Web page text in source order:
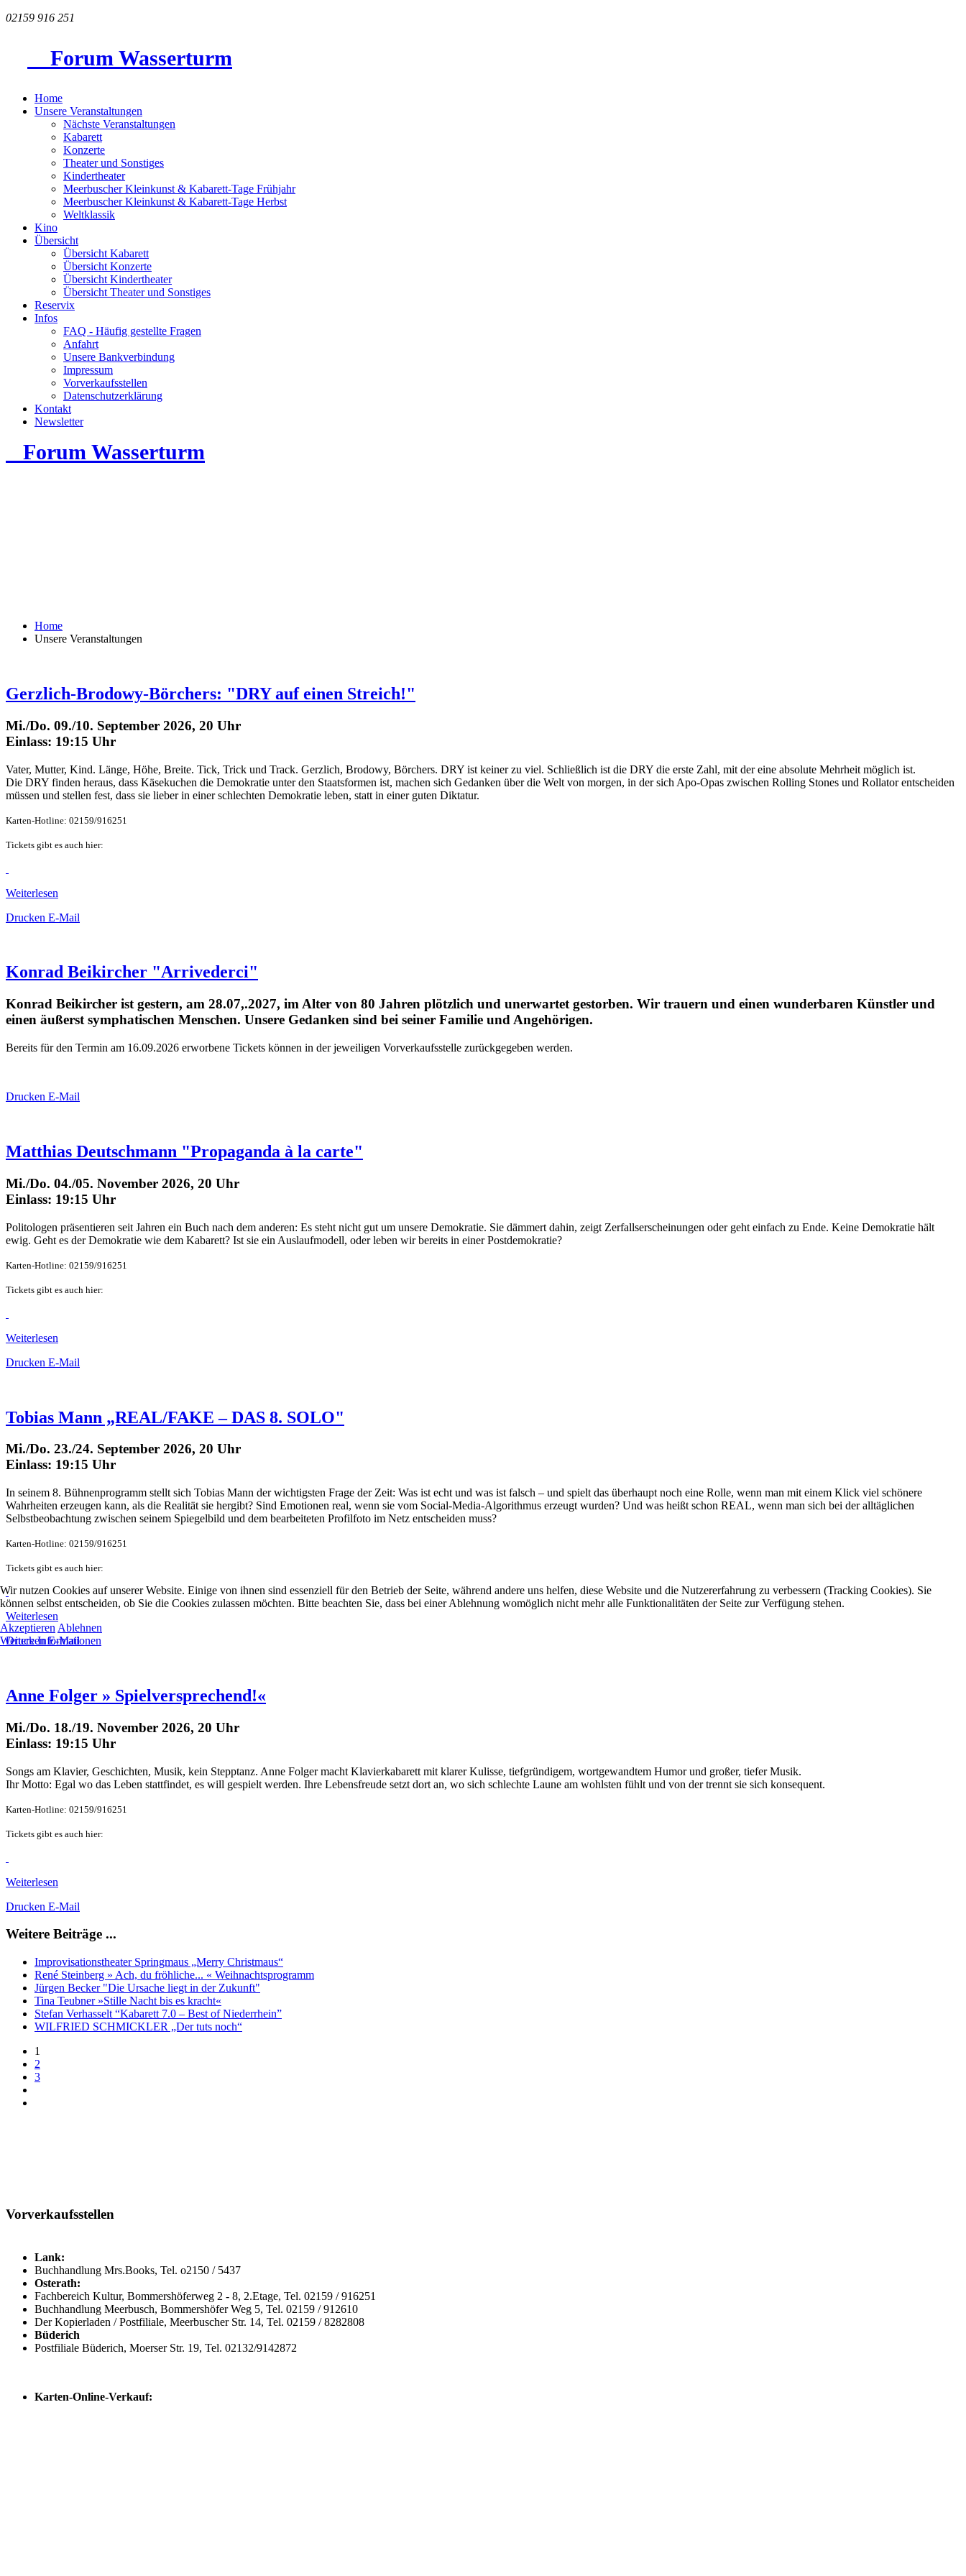
02159 916 251
Forum Wasserturm
Home
Unsere Veranstaltungen
Nächste Veranstaltungen
Kabarett
Konzerte
Theater und Sonstiges
Kindertheater
Meerbuscher Kleinkunst & Kabarett-Tage Frühjahr
Meerbuscher Kleinkunst & Kabarett-Tage Herbst
Weltklassik
Kino
Übersicht
Übersicht Kabarett
Übersicht Konzerte
Übersicht Kindertheater
Übersicht Theater und Sonstiges
Reservix
Infos
FAQ - Häufig gestellte Fragen
Anfahrt
Unsere Bankverbindung
Impressum
Vorverkaufsstellen
Datenschutzerklärung
Kontakt
Newsletter
Forum Wasserturm
Home
Unsere Veranstaltungen
Gerzlich-Brodowy-Börchers: "DRY auf einen Streich!"
Mi./Do. 09./10. September 2026, 20 Uhr
Einlass: 19:15 Uhr
Vater, Mutter, Kind. Länge, Höhe, Breite. Tick, Trick und Track. Gerzlich, Brodowy, Börchers. DRY ist keiner zu viel. Schließlich ist die DRY die erste Zahl, mit der eine absolute Mehrheit möglich ist.
Die DRY finden heraus, dass Käsekuchen die Demokratie unter den Staatsformen ist, machen sich Gedanken über die Welt von morgen, in der sich Apo-Opas zwischen Rolling Stones und Rollator entscheiden
müssen und stellen fest, dass sie lieber in einer schlechten Demokratie leben, statt in einer guten Diktatur.
Karten-Hotline: 02159/916251
Tickets gibt es auch hier:
Weiterlesen
Drucken E-Mail
Konrad Beikircher "Arrivederci"
Konrad Beikircher ist gestern, am 28.07,.2027, im Alter von 80 Jahren plötzlich und unerwartet gestorben. Wir trauern und einen wunderbaren Künstler und
einen äußerst symphatischen Menschen. Unsere Gedanken sind bei seiner Familie und Angehörigen.
Bereits für den Termin am 16.09.2026 erworbene Tickets können in der jeweiligen Vorverkaufsstelle zurückgegeben werden.
Drucken E-Mail
Matthias Deutschmann "Propaganda à la carte"
Mi./Do. 04./05. November 2026, 20 Uhr
Einlass: 19:15 Uhr
Politologen präsentieren seit Jahren ein Buch nach dem anderen: Es steht nicht gut um unsere Demokratie. Sie dämmert dahin, zeigt Zerfallserscheinungen oder geht einfach zu Ende. Keine Demokratie hält
ewig. Geht es der Demokratie wie dem Kabarett? Ist sie ein Auslaufmodell, oder leben wir bereits in einer Postdemokratie?
Karten-Hotline: 02159/916251
Tickets gibt es auch hier:
Weiterlesen
Drucken E-Mail
Tobias Mann „REAL/FAKE – DAS 8. SOLO"
Mi./Do. 23./24. September 2026, 20 Uhr
Einlass: 19:15 Uhr
In seinem 8. Bühnenprogramm stellt sich Tobias Mann der wichtigsten Frage der Zeit: Was ist echt und was ist falsch – und spielt das überhaupt noch eine Rolle, wenn man mit einem Klick viel schönere
Wahrheiten erzeugen kann, als die Realität sie hergibt? Sind Emotionen real, wenn sie vom Social-Media-Algorithmus erzeugt wurden? Und was heißt schon REAL, wenn man sich bei der alltäglichen
Selbstbeobachtung zwischen seinem Spiegelbild und dem bearbeiteten Profilfoto im Netz entscheiden muss?
Karten-Hotline: 02159/916251
Tickets gibt es auch hier:
Weiterlesen
DruckenE-Mail
Anne Folger » Spielversprechend!«
Mi./Do. 18./19. November 2026, 20 Uhr
Einlass: 19:15 Uhr
Songs am Klavier, Geschichten, Musik, kein Stepptanz. Anne Folger macht Klavierkabarett mit klarer Kulisse, tiefgründigem, wortgewandtem Humor und großer, tiefer Musik.
Ihr Motto: Egal wo das Leben stattfindet, es will gespielt werden. Ihre Lebensfreude setzt dort an, wo sich schlechte Laune am wohlsten fühlt und von der trennt sie sich konsequent.
Karten-Hotline: 02159/916251
Tickets gibt es auch hier:
Weiterlesen
Drucken E-Mail
Weitere Beiträge ...
Improvisationstheater Springmaus „Merry Christmaus“
René Steinberg » Ach, du fröhliche... « Weihnachtsprogramm
Jürgen Becker "Die Ursache liegt in der Zukunft"
Tina Teubner »Stille Nacht bis es kracht«
Stefan Verhasselt “Kabarett 7.0 – Best of Niederrhein”
WILFRIED SCHMICKLER „Der tuts noch“
1
2
3
Vorverkaufsstellen
Lank:
Buchhandlung Mrs.Books, Tel. o2150 / 5437
Osterath:
Fachbereich Kultur, Bommershöferweg 2 - 8, 2.Etage, Tel. 02159 / 916251
Buchhandlung Meerbusch, Bommershöfer Weg 5, Tel. 02159 / 912610
Der Kopierladen / Postfiliale, Meerbuscher Str. 14, Tel. 02159 / 8282808
Büderich
Postfiliale Büderich, Moerser Str. 19, Tel. 02132/9142872
Karten-Online-Verkauf:
Wir nutzen Cookies auf unserer Website. Einige von ihnen sind essenziell für den Betrieb der Seite, während andere uns helfen, diese Website und die Nutzererfahrung zu verbessern (Tracking Cookies). Sie
können selbst entscheiden, ob Sie die Cookies zulassen möchten. Bitte beachten Sie, dass bei einer Ablehnung womöglich nicht mehr alle Funktionalitäten der Seite zur Verfügung stehen.
Akzeptieren Ablehnen
Weitere Informationen